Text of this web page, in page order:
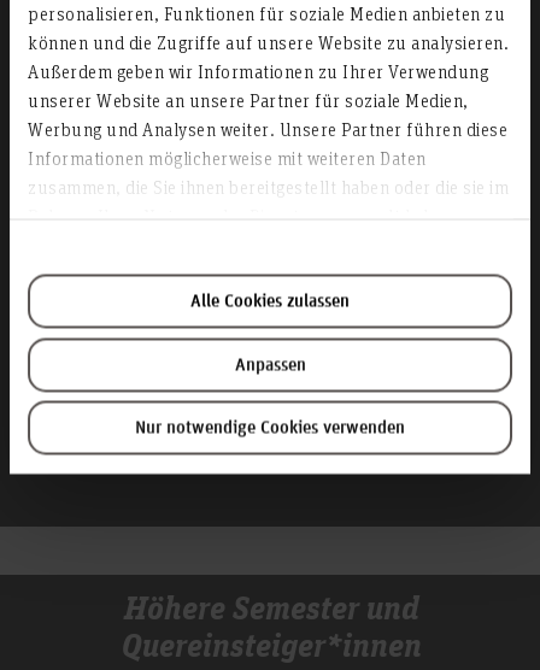
personalisieren, Funktionen für soziale Medien anbieten zu
können und die Zugriffe auf unsere Website zu analysieren.
Außerdem geben wir Informationen zu Ihrer Verwendung
unserer Website an unsere Partner für soziale Medien,
Werbung und Analysen weiter. Unsere Partner führen diese
Informationen möglicherweise mit weiteren Daten
zusammen, die Sie ihnen bereitgestellt haben oder die sie im
Alle Cookies zulassen
Anpassen
Nur notwendige Cookies verwenden
Master-Studiengänge
Möchten Sie sich für einen Master-Studiengang bewerben?
Rufen Sie die Seite "Bewerbung für Master-Studiengang" auf
Hinweise für Master-Bewerbung
Zum Bewerbungsportal
Höhere Semester und
Quereinsteiger*innen